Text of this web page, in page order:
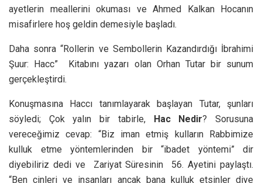
ayetlerin meallerini okuması ve Ahmed Kalkan Hocanın
misafirlere hoş geldin demesiyle başladı.
Daha sonra “Rollerin ve Sembollerin Kazandırdığı İbrahimi
Şuur: Hacc” Kitabını yazarı olan Orhan Tutar bir sunum
gerçekleştirdi.
Konuşmasına Haccı tanımlayarak başlayan Tutar, şunları
söyledi; Çok yalın bir tabirle, Hac Nedir? Sorusuna
vereceğimiz cevap: “Biz iman etmiş kulların Rabbimize
kulluk etme yöntemlerinden bir “ibadet yöntemi” dir
diyebiliriz dedi ve Zariyat Süresinin 56. Ayetini paylaştı.
“Ben cinleri ve insanları ancak bana kulluk etsinler diye